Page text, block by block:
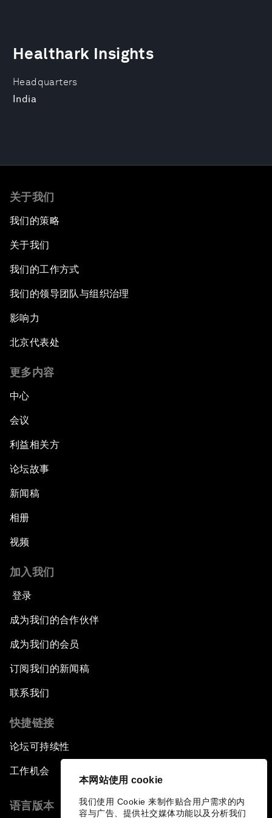
本网站使用 cookie
我们使用 Cookie 来制作贴合用户需求的内
容与广告、提供社交媒体功能以及分析我们
Headquarters
India
Healthark Insights
关于我们
我们的策略
关于我们
我们的工作方式
我们的领导团队与组织治理
影响力
北京代表处
更多内容
中心
会议
利益相关方
论坛故事
新闻稿
相册
视频
加入我们
登录
成为我们的合作伙伴
成为我们的会员
订阅我们的新闻稿
联系我们
快捷链接
论坛可持续性
工作机会
语言版本